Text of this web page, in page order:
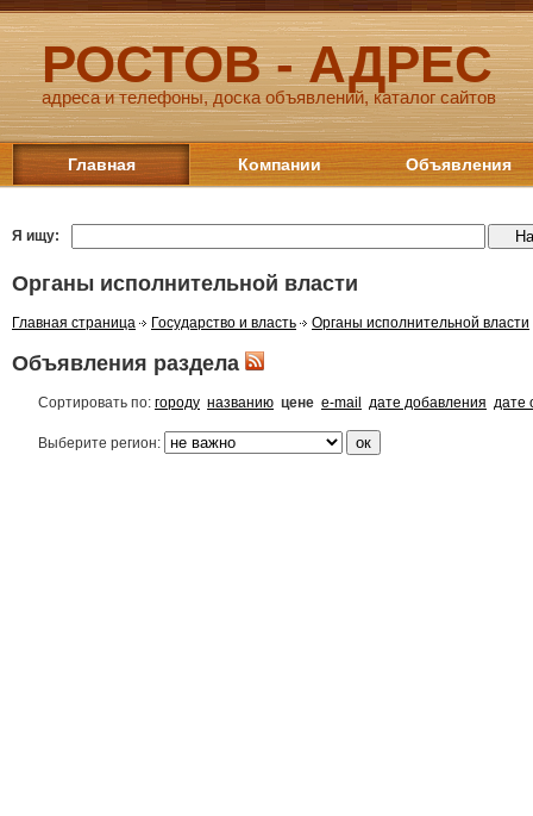
РОСТОВ - АДРЕС
адреса и телефоны, доска объявлений, каталог сайтов
Главная Компании Объявления
Я ищу:
Органы исполнительной власти
Главная страница Государство и власть Органы исполнительной власти
Объявления раздела
Сортировать по: городу названию цене e-mail дате добавления дате
Выберите регион: